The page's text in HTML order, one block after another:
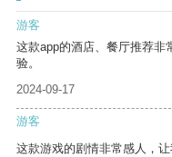
游客
这款app的酒店、餐厅推荐非
验。
2024-09-17
游客
这款游戏的剧情非常感人，让